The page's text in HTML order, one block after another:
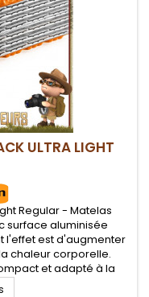
ULTRA LIGHT
Regular - Matelas
surface aluminisée
l'effet est d'augmenter
chaleur corporelle.
et adapté à la
léger